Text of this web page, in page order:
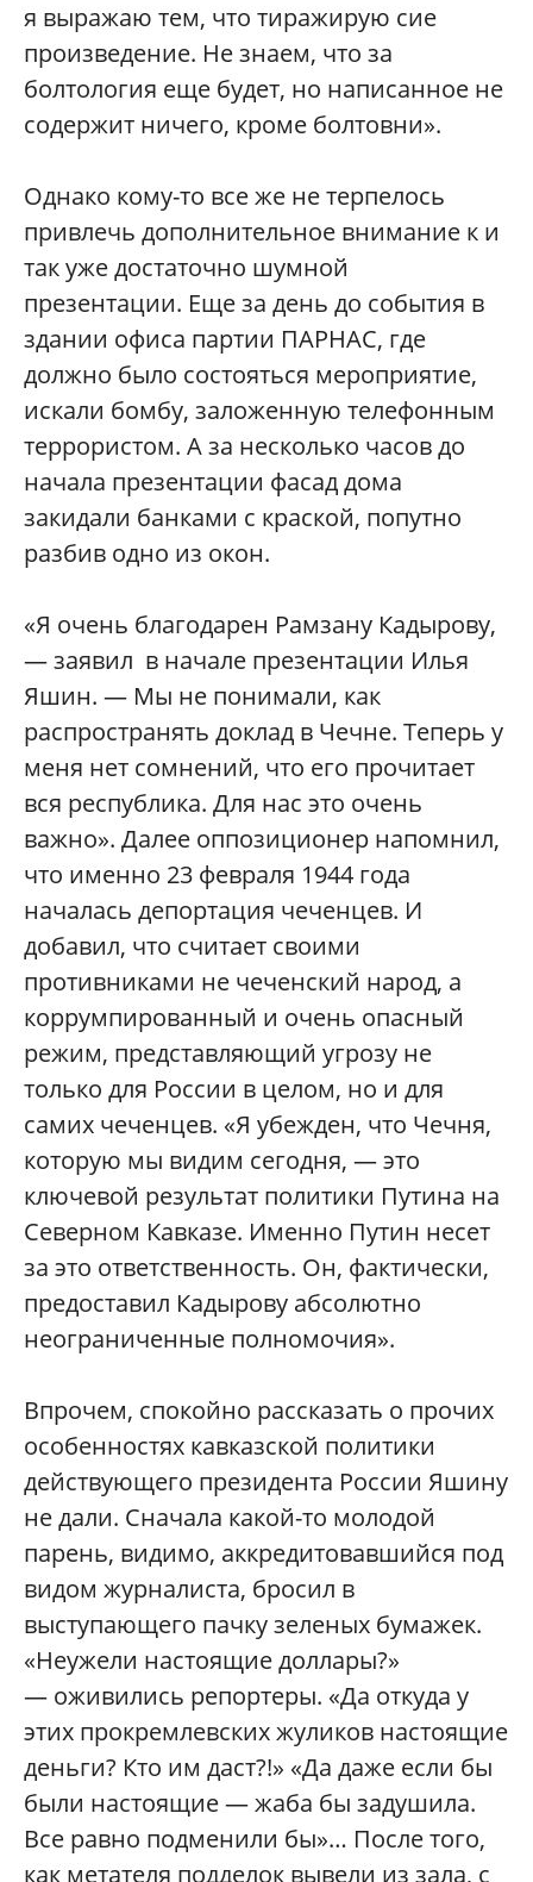
я выражаю тем, что тиражирую сие
произведение. Не знаем, что за
болтология еще будет, но написанное не
содержит ничего, кроме болтовни».
Однако кому-то все же не терпелось
привлечь дополнительное внимание к и
так уже достаточно шумной
презентации. Еще за день до события в
здании офиса партии ПАРНАС, где
должно было состояться мероприятие,
искали бомбу, заложенную телефонным
террористом. А за несколько часов до
начала презентации фасад дома
закидали банками с краской, попутно
разбив одно из окон.
«Я очень благодарен Рамзану Кадырову,
— заявил в начале презентации Илья
Яшин. — Мы не понимали, как
распространять доклад в Чечне. Теперь у
меня нет сомнений, что его прочитает
вся республика. Для нас это очень
важно». Далее оппозиционер напомнил,
что именно 23 февраля 1944 года
началась депортация чеченцев. И
добавил, что считает своими
противниками не чеченский народ, а
коррумпированный и очень опасный
режим, представляющий угрозу не
только для России в целом, но и для
самих чеченцев. «Я убежден, что Чечня,
которую мы видим сегодня, — это
ключевой результат политики Путина на
Северном Кавказе. Именно Путин несет
за это ответственность. Он, фактически,
предоставил Кадырову абсолютно
неограниченные полномочия».
Впрочем, спокойно рассказать о прочих
особенностях кавказской политики
действующего президента России Яшину
не дали. Сначала какой-то молодой
парень, видимо, аккредитовавшийся под
видом журналиста, бросил в
выступающего пачку зеленых бумажек.
«Неужели настоящие доллары?»
— оживились репортеры. «Да откуда у
этих прокремлевских жуликов настоящие
деньги? Кто им даст?!» «Да даже если бы
были настоящие — жаба бы задушила.
Все равно подменили бы»… После того,
как метателя подделок вывели из зала, с